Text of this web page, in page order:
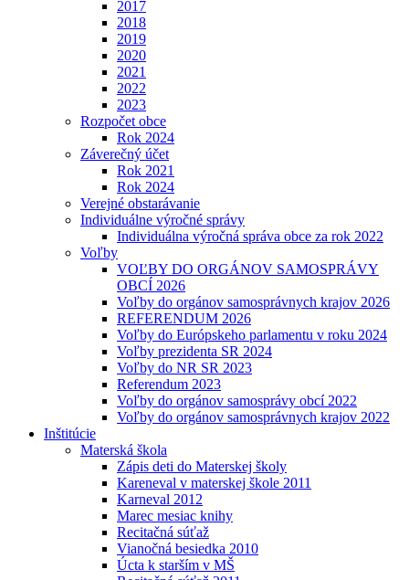
2017
2018
2019
2020
2021
2022
2023
Rozpočet obce
Rok 2024
Záverečný účet
Rok 2021
Rok 2024
Verejné obstarávanie
Individuálne výročné správy
Individuálna výročná správa obce za rok 2022
Voľby
VOĽBY DO ORGÁNOV SAMOSPRÁVY
OBCÍ 2026
Voľby do orgánov samosprávnych krajov 2026
REFERENDUM 2026
Voľby do Európskeho parlamentu v roku 2024
Voľby prezidenta SR 2024
Voľby do NR SR 2023
Referendum 2023
Voľby do orgánov samosprávy obcí 2022
Voľby do orgánov samosprávnych krajov 2022
Inštitúcie
Materská škola
Zápis deti do Materskej školy
Kareneval v materskej škole 2011
Karneval 2012
Marec mesiac knihy
Recitačná súťaž
Vianočná besiedka 2010
Úcta k starším v MŠ